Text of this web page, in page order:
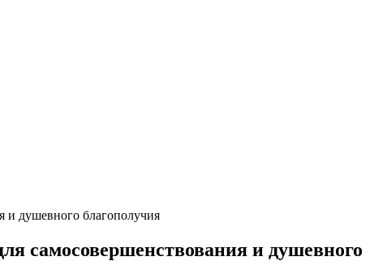
и душевного благополучия
самосовершенствования и душевного